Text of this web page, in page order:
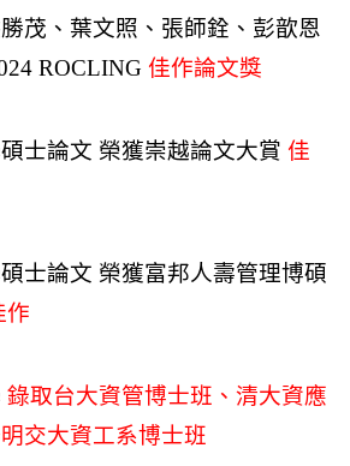
茂、葉文照、張師銓、彭歆恩
ROCLING 佳作論文獎
士論文 榮獲崇越論文大賞 佳
士論文 榮獲富邦人壽管理博碩
作
錄取台大資管博士班、清大資應
交大資工系博士班